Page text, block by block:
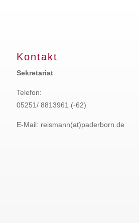
Kontakt
Sekretariat
Telefon:
05251/ 8813961 (-62)
E-Mail: reismann(at)paderborn.de